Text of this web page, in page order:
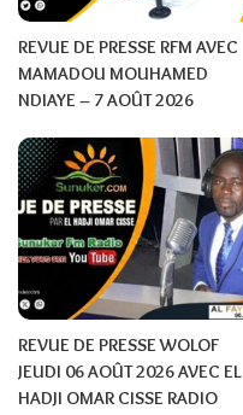
REVUE DE PRESSE RFM AVEC
MAMADOU MOUHAMED
NDIAYE – 7 AOÛT 2026
REVUE DE PRESSE WOLOF
JEUDI 06 AOÛT 2026 AVEC EL
HADJI OMAR CISSE RADIO